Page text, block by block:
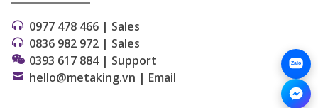
0977 478 466 | Sales
0836 982 972 | Sales
0393 617 884 | Support
hello@metaking.vn | Email
Zalo